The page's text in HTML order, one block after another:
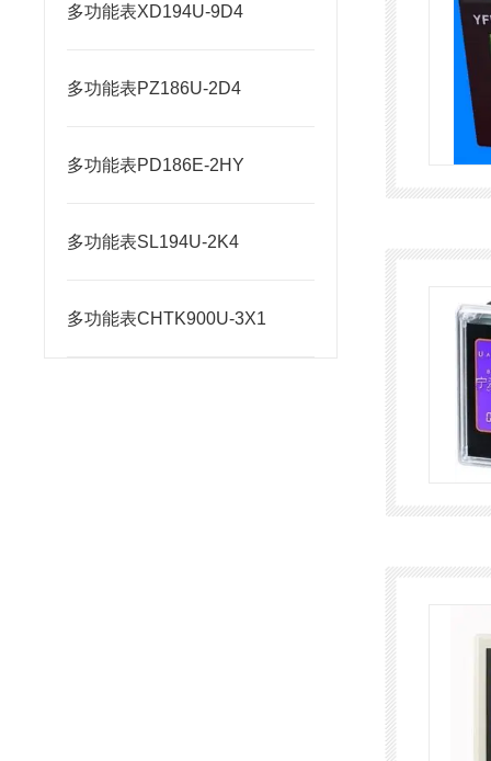
多功能表XD194U-9D4
多功能表PZ186U-2D4
多功能表PD186E-2HY
多功能表SL194U-2K4
多功能表CHTK900U-3X1